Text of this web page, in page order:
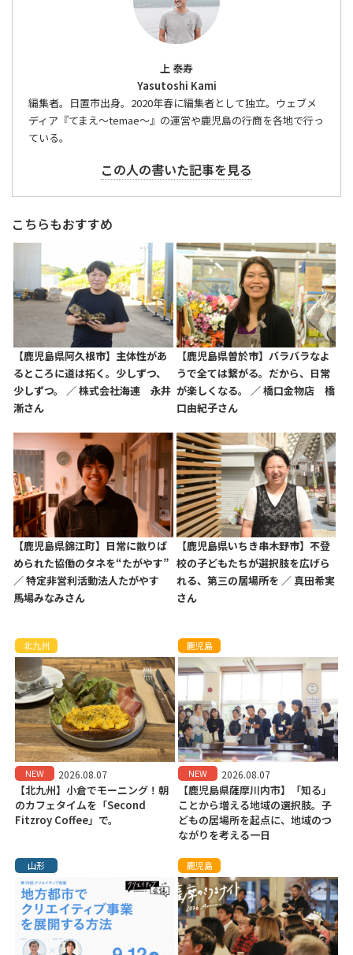
上 泰寿
Yasutoshi Kami
編集者。日置市出身。2020年春に編集者として独立。ウェブメ
ディア『てまえ～temae～』の運営や鹿児島の行商を各地で行っ
ている。
この人の書いた記事を見る
こちらもおすすめ
【鹿児島県阿久根市】主体性があ
るところに道は拓く。少しずつ、
少しずつ。 ／ 株式会社海連 永井
漸さん
【鹿児島県曽於市】バラバラなよ
うで全ては繋がる。だから、日常
が楽しくなる。 ／ 橋口金物店 橋
口由紀子さん
【鹿児島県錦江町】日常に散りば
められた協働のタネを“たがやす”
／ 特定非営利活動法人たがやす
馬場みなみさん
【鹿児島県いちき串木野市】不登
校の子どもたちが選択肢を広げら
れる、第三の居場所を ／ 真田希実
さん
北九州
NEW 2026.08.07
【北九州】小倉でモーニング！朝
のカフェタイムを「Second
Fitzroy Coffee」で。
鹿児島
NEW 2026.08.07
【鹿児島県薩摩川内市】「知る」
ことから増える地域の選択肢。子
どもの居場所を起点に、地域のつ
ながりを考える一日
山形 鹿児島